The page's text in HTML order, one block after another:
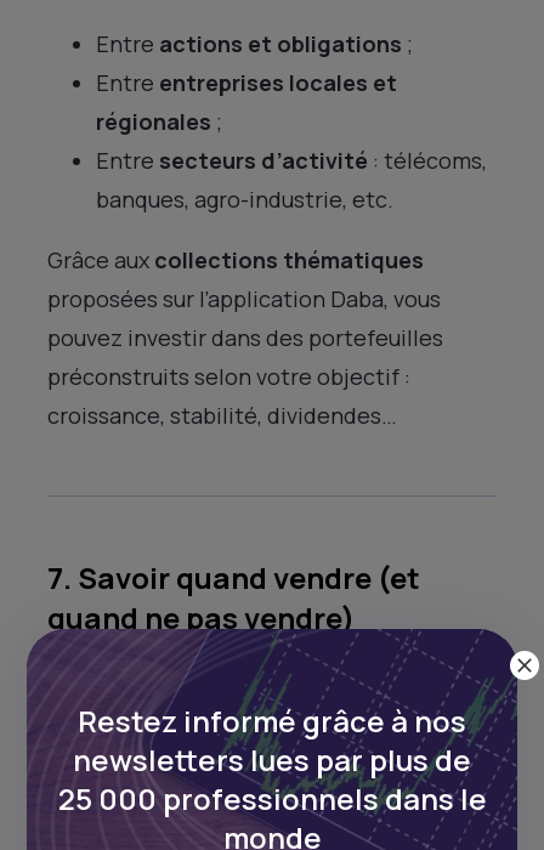
Entre actions et obligations ;
Entre entreprises locales et
régionales ;
Entre secteurs d’activité : télécoms,
banques, agro-industrie, etc.
Grâce aux collections thématiques
proposées sur l’application Daba, vous
pouvez investir dans des portefeuilles
préconstruits selon votre objectif :
croissance, stabilité, dividendes…
7. Savoir quand vendre (et
quand ne pas vendre)
Une erreur fréquente chez les débutants
est de vendre trop tôt par peur ou trop
tard par cupidité. Il faut apprendre à suivre
les fondamentaux: l’évolution de
l’entreprise, ses résultats, ses dividendes…
Restez informé grâce à nos
newsletters lues par plus de
25 000 professionnels dans le
monde